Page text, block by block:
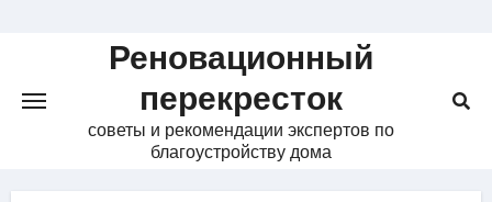
Реновационный
перекресток
советы и рекомендации экспертов по
благоустройству дома